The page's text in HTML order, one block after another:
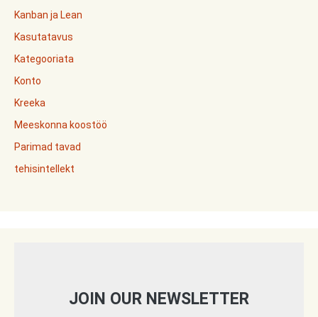
Kanban ja Lean
Kasutatavus
Kategooriata
Konto
Kreeka
Meeskonna koostöö
Parimad tavad
tehisintellekt
JOIN OUR NEWSLETTER